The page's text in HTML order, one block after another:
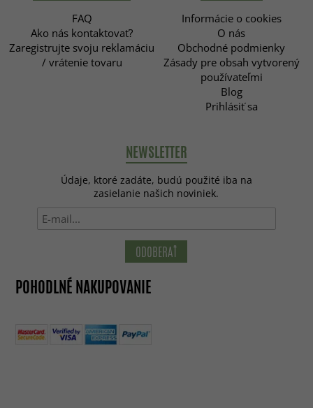
FAQ
Ako nás kontaktovať?
Zaregistrujte svoju reklamáciu
/ vrátenie tovaru
Informácie o cookies
O nás
Obchodné podmienky
Zásady pre obsah vytvorený
používateľmi
Blog
Prihlásiť sa
NEWSLETTER
Údaje, ktoré zadáte, budú použité iba na
zasielanie našich noviniek.
ODOBERAŤ
POHODLNÉ NAKUPOVANIE